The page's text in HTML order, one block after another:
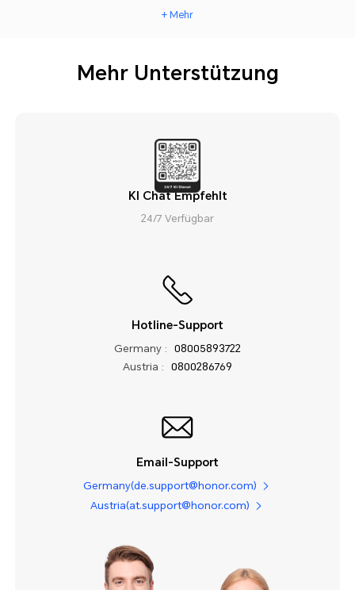
+ Mehr
Mehr Unterstützung
KI Chat Empfehlt
24/7 Verfügbar
Hotline-Support
Germany :
08005893722
Austria :
0800286769
Email-Support
Germany(de.support@honor.com)
Austria(at.support@honor.com)